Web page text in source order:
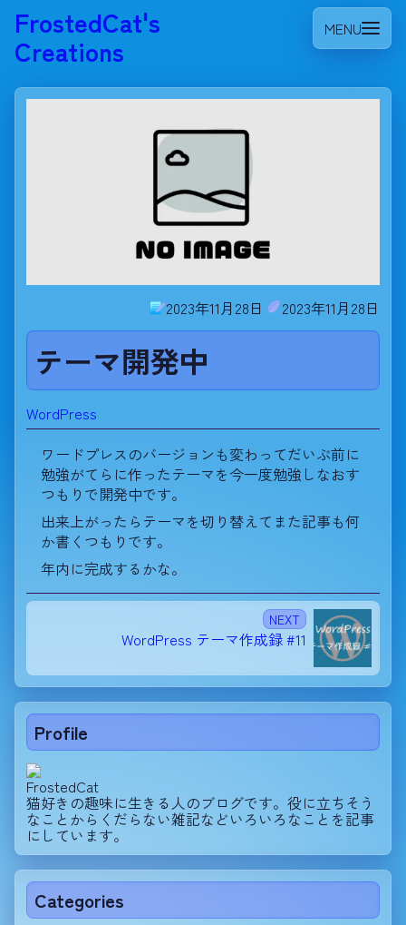
FrostedCat's
Creations
MENU
2023年11月28日 2023年11月28日
テーマ開発中
WordPress
ワードプレスのバージョンも変わってだいぶ前に
勉強がてらに作ったテーマを今一度勉強しなおす
つもりで開発中です。
出来上がったらテーマを切り替えてまた記事も何
か書くつもりです。
年内に完成するかな。
WordPress テーマ作成録 #11
NEXT
Profile
FrostedCat
猫好きの趣味に生きる人のブログです。役に立ちそう
なことからくだらない雑記などいろいろなことを記事
にしています。
Categories